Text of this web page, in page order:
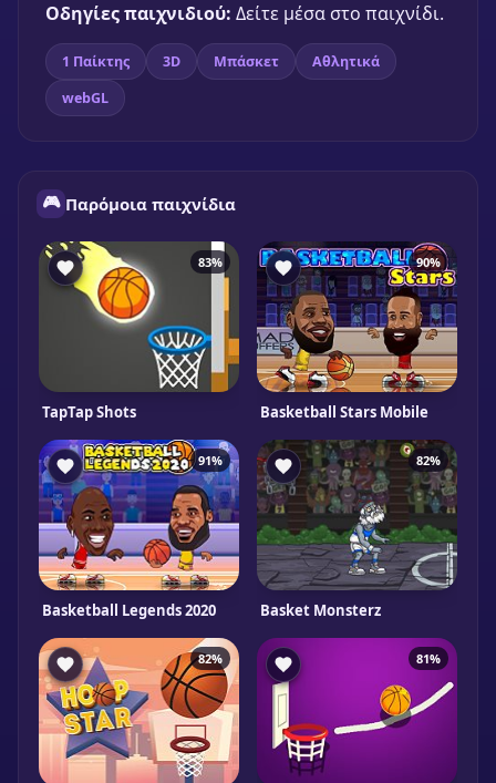
Παίξε δωρεάν
Οδηγίες παιχνιδιού: Δείτε μέσα στο παιχνίδι.
1 Παίκτης 3D Μπάσκετ
Αθλητικά
webGL
🎮 Παρόμοια παιχνίδια
83%
TapTap Shots
90%
Basketball Stars Mobile
91%
Basketball Legends 2020
82%
Basket Monsterz
82% 81%